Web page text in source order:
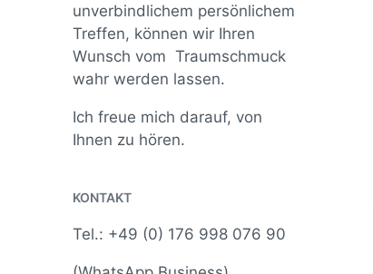
unverbindlichem persönlichem
Treffen, können wir Ihren
Wunsch vom Traumschmuck
wahr werden lassen.
Ich freue mich darauf, von
Ihnen zu hören.
KONTAKT
Tel.: +49 (0) 176 998 076 90